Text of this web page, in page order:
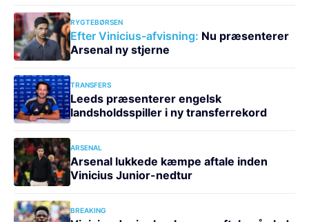
RYGTEBØRSEN
Efter Vinicius-afvisning: Nu præsenterer
Arsenal ny stjerne
TRANSFERS
Leeds præsenterer engelsk
landsholdsspiller i ny transferrekord
ARSENAL
Arsenal lukkede kæmpe aftale inden
Vinicius Junior-nedtur
BREAKING